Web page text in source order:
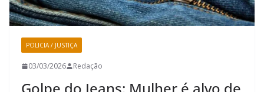
POLICIA / JUSTIÇA
03/03/2026 Redação